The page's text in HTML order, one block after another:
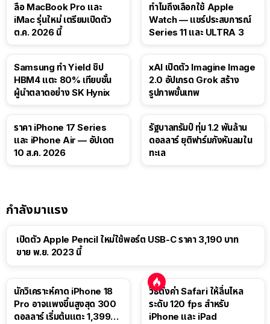
ลือ MacBook Pro และ
iMac รุ่นใหม่ เตรียมเปิดตัว
ต.ค. 2026 นี้
ทำไมถึงเลือกใช้ Apple
Watch — แชร์ประสบการณ์
Series 11 และ ULTRA 3
Samsung ทำ Yield ชิป
HBM4 แตะ 80% เทียบชั้น
ผู้นำตลาดอย่าง SK Hynix
xAI เปิดตัว Imagine Image
2.0 อัปเกรด Grok สร้าง
รูปภาพขั้นเทพ
ราคา iPhone 17 Series
และ iPhone Air — อัปเดต
10 ส.ค. 2026
รัฐบาลทรัมป์ ทุ่ม 1.2 พันล้าน
ดอลลาร์ ยุติฟาร์มกังหันลมใน
ทะเล
กำลังมาแรง
เปิดตัว Apple Pencil ใหม่ใช้พอร์ต USB-C ราคา 3,190 บาท
ขาย พ.ย. 2023 นี้
นักวิเคราะห์คาด iPhone 18
Pro อาจแพงขึ้นสูงสุด 300
ดอลลาร์ เริ่มต้นแตะ 1,399
วิธีตั้งค่า Safari ให้ลื่นไหล
ระดับ 120 fps สำหรับ
iPhone และ iPad